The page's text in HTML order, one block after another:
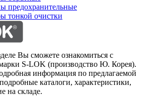
предохранительные
тонкой очистки
Вы сможете ознакомиться с
S-LOK (производство Ю. Корея).
информация по предлагаемой
каталоги, характеристики,
на складе.